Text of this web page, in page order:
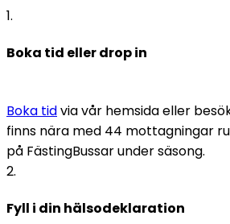
1.
Boka tid eller drop in
Boka tid via vår hemsida eller
finns nära med 44 mottagningar
på FästingBussar under säsong.
2.
Fyll i din hälsodeklaration